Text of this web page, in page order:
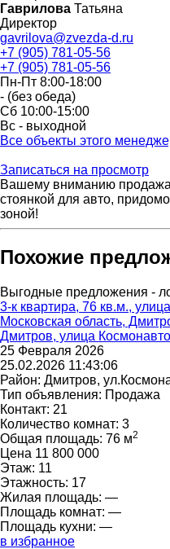
Гаврилова Татьяна
Директор
gavrilova@zvezda-d.ru
+7 (905) 781-05-56
+7 (905) 781-05-56
Пн-Пт 8:00-18:00
- (без обеда)
Сб 10:00-15:00
Вс - выходной
Все объекты этого
Записаться на просмотр
Вашему вниманию продажа
стоянкой для авто,
зоной!
Похожие
Выгодные предложения -
3-к квартира, 76 кв.м.,
Московская область,
Дмитров, улица
25 Февраля 2026
25.02.2026 11:43:06
Район: Дмитров,
Тип объявления: Продажа
Контакт: 21
Количество комнат: 3
Общая площадь: 76 м2
Цена 11 800 000
Этаж: 11
Этажность: 17
Жилая площадь: —
Площадь комнат: —
Площадь кухни: —
в избранное